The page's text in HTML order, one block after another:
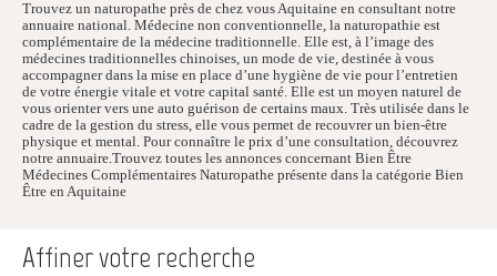
Trouvez un naturopathe près de chez vous Aquitaine en consultant notre
annuaire national. Médecine non conventionnelle, la naturopathie est
complémentaire de la médecine traditionnelle. Elle est, à l’image des
médecines traditionnelles chinoises, un mode de vie, destinée à vous
accompagner dans la mise en place d’une hygiène de vie pour l’entretien
de votre énergie vitale et votre capital santé. Elle est un moyen naturel de
vous orienter vers une auto guérison de certains maux. Très utilisée dans le
cadre de la gestion du stress, elle vous permet de recouvrer un bien-être
physique et mental. Pour connaître le prix d’une consultation, découvrez
notre annuaire.Trouvez toutes les annonces concernant Bien Être
Médecines Complémentaires Naturopathe présente dans la catégorie Bien
Être en Aquitaine
Affiner votre recherche